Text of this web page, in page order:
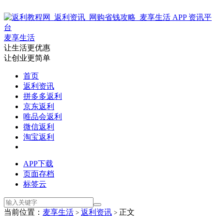
麦享生活
让生活更优惠
让创业更简单
首页
返利资讯
拼多多返利
京东返利
唯品会返利
微信返利
淘宝返利
APP下载
页面存档
标签云
当前位置： 麦享生活 > 返利资讯 > 正文